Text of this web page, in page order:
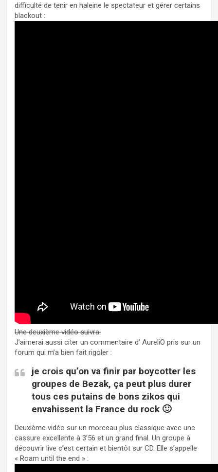
difficulté de tenir en haleine le spectateur et gérer certains
blackout :
Une deuxième vidéo suivra.
J’aimerai aussi citer un commentaire d’ AureliO pris sur un
forum qui m’a bien fait rigoler :
je crois qu’on va finir par boycotter les
groupes de Bezak, ça peut plus durer
tous ces putains de bons zikos qui
envahissent la France du rock 🙂
Deuxième vidéo sur un morceau plus classique avec une
cassure excellente à 3’56 et un grand final. Un groupe à
découvrir live c’est certain et bientôt sur CD. Elle s’appelle
« Roam until the end » :